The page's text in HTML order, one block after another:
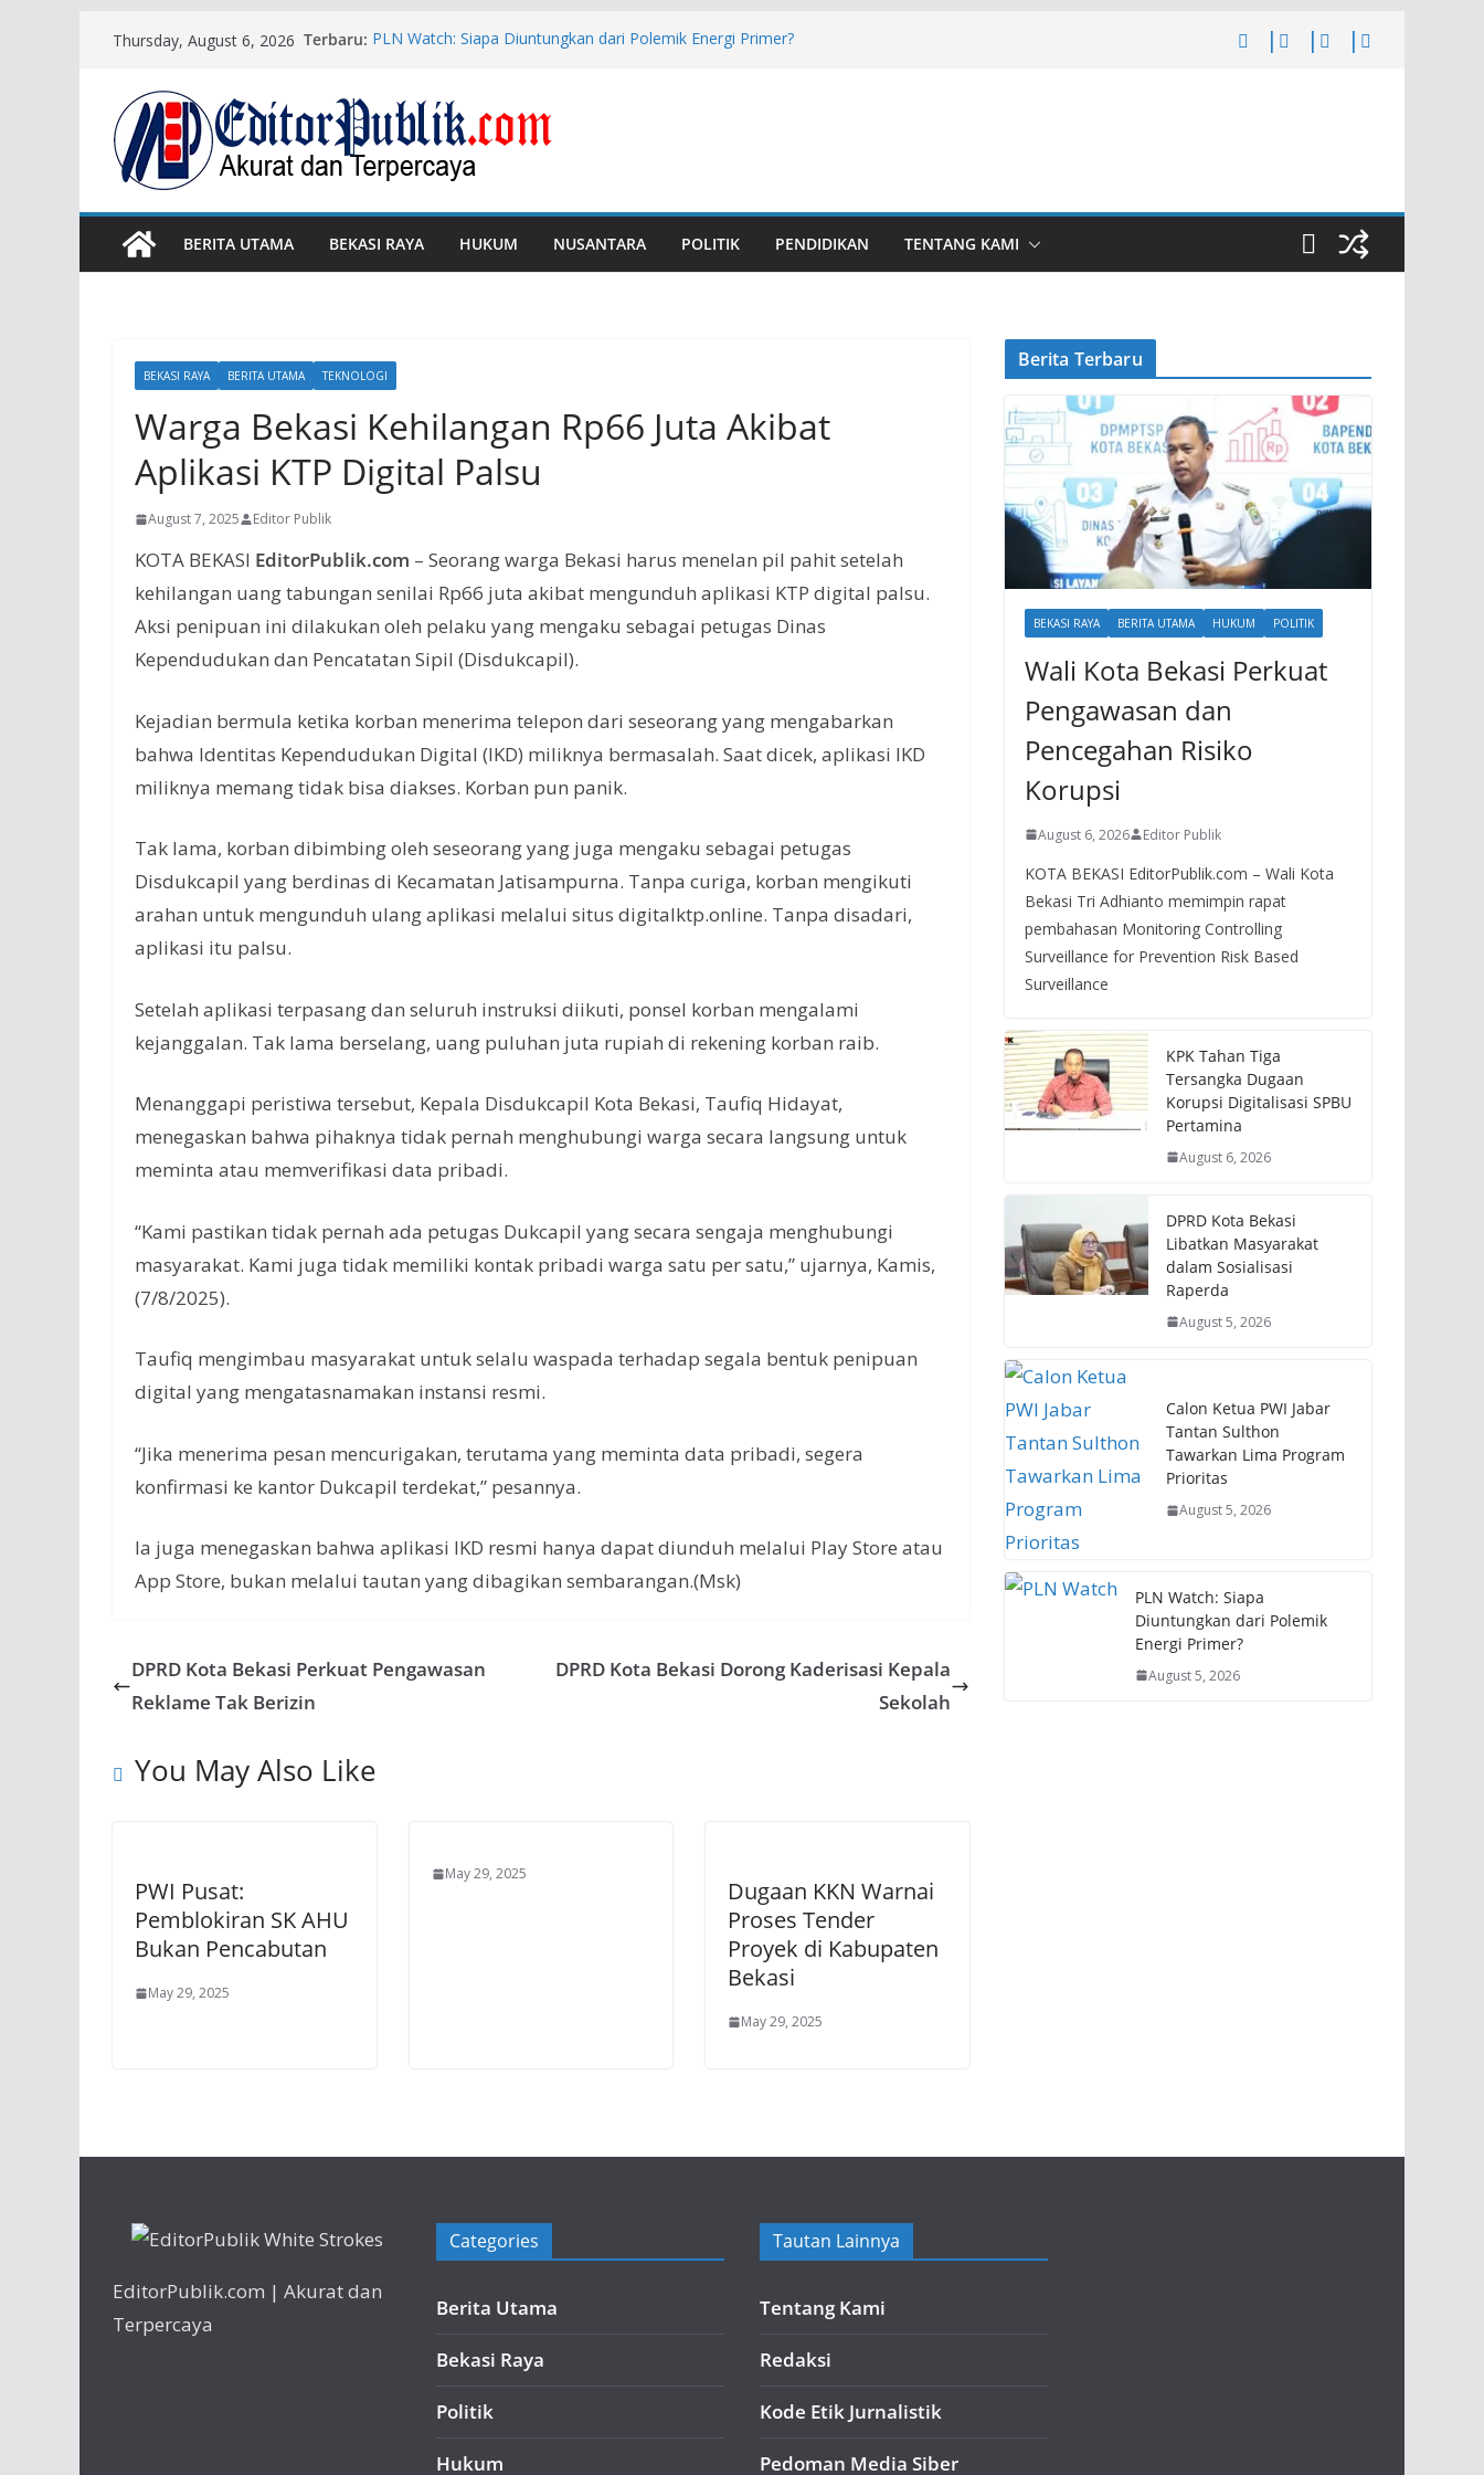
content
Thursday, August 6, 2026 Terbaru: PLN Watch: Siapa Diuntungkan dari Polemik Energi Primer?
KPK Tahan Tiga Tersangka Dugaan Korupsi Digitalisasi SPBU
Pertamina
DPRD Kota Bekasi Libatkan Masyarakat dalam Sosialisasi
Raperda
Program Prioritas
BERITA UTAMA
BEKASI RAYA HUKUM NUSANTARA POLITIK PENDIDIKAN TENTANG KAMI
BEKASI RAYA BERITA UTAMA TEKNOLOGI
Warga Bekasi Kehilangan Rp66 Juta Akibat
Aplikasi KTP Digital Palsu
August 7, 2025 Editor Publik
KOTA BEKASI EditorPublik.com – Seorang warga Bekasi harus menelan pil pahit setelah
kehilangan uang tabungan senilai Rp66 juta akibat mengunduh aplikasi KTP digital palsu.
Aksi penipuan ini dilakukan oleh pelaku yang mengaku sebagai petugas Dinas
Kependudukan dan Pencatatan Sipil (Disdukcapil).
Kejadian bermula ketika korban menerima telepon dari seseorang yang mengabarkan
bahwa Identitas Kependudukan Digital (IKD) miliknya bermasalah. Saat dicek, aplikasi IKD
miliknya memang tidak bisa diakses. Korban pun panik.
Tak lama, korban dibimbing oleh seseorang yang juga mengaku sebagai petugas
Disdukcapil yang berdinas di Kecamatan Jatisampurna. Tanpa curiga, korban mengikuti
arahan untuk mengunduh ulang aplikasi melalui situs digitalktp.online. Tanpa disadari,
aplikasi itu palsu.
Setelah aplikasi terpasang dan seluruh instruksi diikuti, ponsel korban mengalami
kejanggalan. Tak lama berselang, uang puluhan juta rupiah di rekening korban raib.
Menanggapi peristiwa tersebut, Kepala Disdukcapil Kota Bekasi, Taufiq Hidayat,
menegaskan bahwa pihaknya tidak pernah menghubungi warga secara langsung untuk
meminta atau memverifikasi data pribadi.
“Kami pastikan tidak pernah ada petugas Dukcapil yang secara sengaja menghubungi
masyarakat. Kami juga tidak memiliki kontak pribadi warga satu per satu,” ujarnya, Kamis,
(7/8/2025).
Taufiq mengimbau masyarakat untuk selalu waspada terhadap segala bentuk penipuan
digital yang mengatasnamakan instansi resmi.
“Jika menerima pesan mencurigakan, terutama yang meminta data pribadi, segera
konfirmasi ke kantor Dukcapil terdekat,” pesannya.
Ia juga menegaskan bahwa aplikasi IKD resmi hanya dapat diunduh melalui Play Store atau
App Store, bukan melalui tautan yang dibagikan sembarangan.(Msk)
DPRD Kota Bekasi Perkuat Pengawasan
Reklame Tak Berizin
DPRD Kota Bekasi Dorong Kaderisasi Kepala
Sekolah
You May Also Like
PWI Pusat:
Pemblokiran SK AHU
Bukan Pencabutan
May 29, 2025
May 29, 2025
Dugaan KKN Warnai
Proses Tender
Proyek di Kabupaten
Bekasi
May 29, 2025
Berita Terbaru
BEKASI RAYA BERITA UTAMA HUKUM POLITIK
Wali Kota Bekasi Perkuat
Pengawasan dan
Pencegahan Risiko
Korupsi
August 6, 2026 Editor Publik
KOTA BEKASI EditorPublik.com – Wali Kota
Bekasi Tri Adhianto memimpin rapat
pembahasan Monitoring Controlling
Surveillance for Prevention Risk Based
Surveillance
KPK Tahan Tiga
Tersangka Dugaan
Korupsi Digitalisasi SPBU
Pertamina
August 6, 2026
DPRD Kota Bekasi
Libatkan Masyarakat
dalam Sosialisasi
Raperda
August 5, 2026
Calon Ketua PWI Jabar
Tantan Sulthon
Tawarkan Lima Program
Prioritas
August 5, 2026
PLN Watch: Siapa
Diuntungkan dari Polemik
Energi Primer?
August 5, 2026
EditorPublik.com | Akurat dan
Terpercaya
Categories
Berita Utama
Bekasi Raya
Politik
Hukum
Tautan Lainnya
Tentang Kami
Redaksi
Kode Etik Jurnalistik
Pedoman Media Siber